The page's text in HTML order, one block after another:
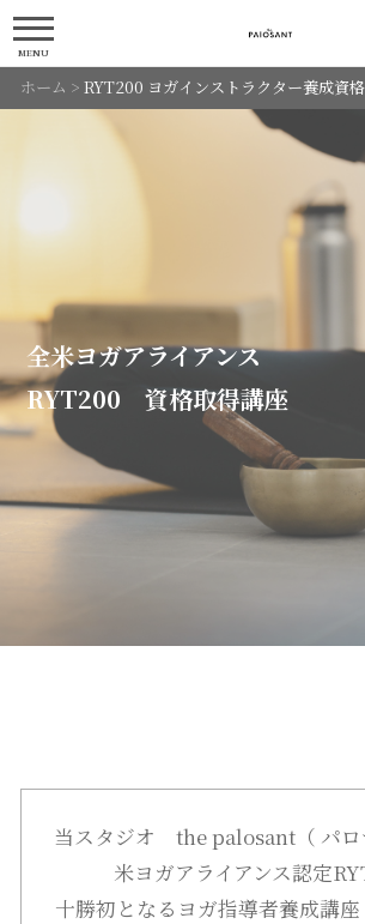
MENU
ホーム > RYT200 ヨガインストラクター養成資格
全米ヨガアライアンス
RYT200 資格取得講座
当スタジオ the palosant（ パロ
米ヨガアライアンス認定
十勝初となるヨガ指導者養成講